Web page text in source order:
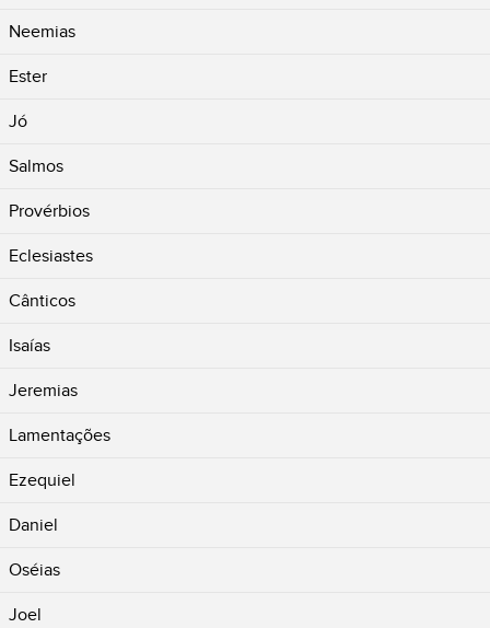
Neemias
Ester
Jó
Salmos
Provérbios
Eclesiastes
Cânticos
Isaías
Jeremias
Lamentações
Ezequiel
Daniel
Oséias
Joel